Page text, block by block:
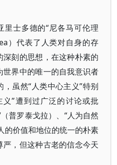
里士多德的“尼各马可伦理
）代表了人类对自身的存
刻的思想，在这种朴素的
世界中的唯一的自我意识者
虽然“人类中心主义”特别
”遭到过广泛的讨论或批
普罗泰戈拉）、“人为自然
的价值和地位的统一的朴素
，但这种古老的信念今天